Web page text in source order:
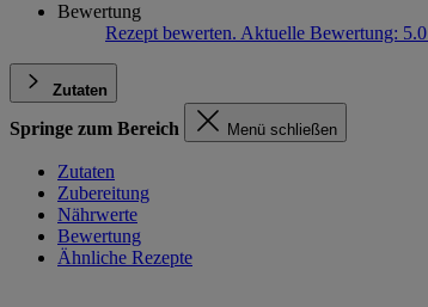
Bewertung
Rezept bewerten. Aktuelle Bewertung: 5.0
Zutaten
Springe zum Bereich Menü schließen
Zutaten
Zubereitung
Nährwerte
Bewertung
Ähnliche Rezepte